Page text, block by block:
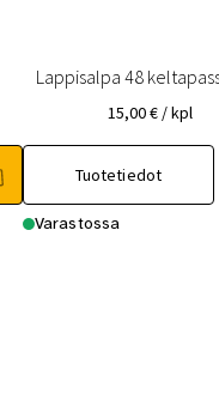
Lappisalpa 48
15,00€ / kpl
Tuotetiedot
Varastossa